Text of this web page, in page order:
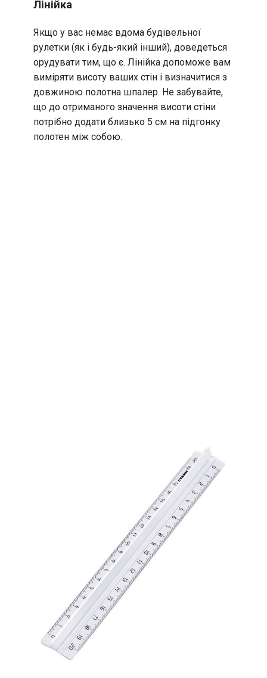
Лінійка
Якщо у вас немає вдома будівельної
рулетки (як і будь-який інший), доведеться
орудувати тим, що є. Лінійка допоможе вам
виміряти висоту ваших стін і визначитися з
довжиною полотна шпалер. Не забувайте,
що до отриманого значення висоти стіни
потрібно додати близько 5 см на підгонку
полотен між собою.